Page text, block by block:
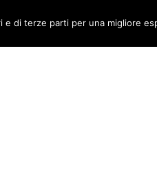
di terze parti per una migliore